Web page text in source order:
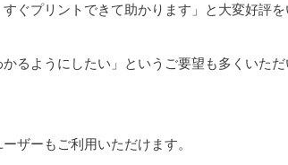
ぐプリントできて助かります」と大変好評を
るようにしたい」というご要望も多くいただ
ザーもご利用いただけます。